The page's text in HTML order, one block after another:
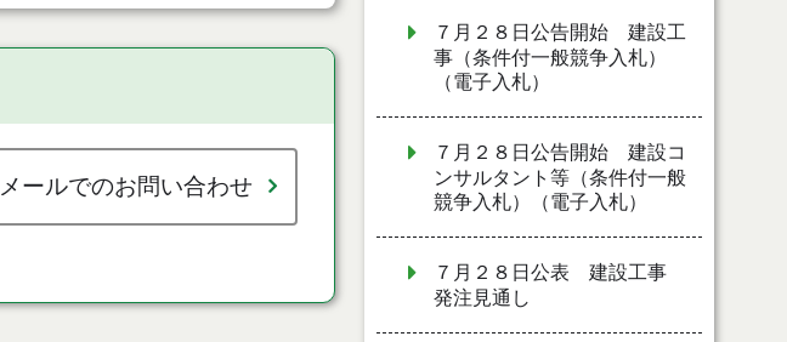
メールでのお問い合わせ
７月２８日公告開始 建設工
事（条件付一般競争入札）
（電子入札）
７月２８日公告開始 建設コ
ンサルタント等（条件付一般
競争入札）（電子入札）
７月２８日公表 建設工事
発注見通し